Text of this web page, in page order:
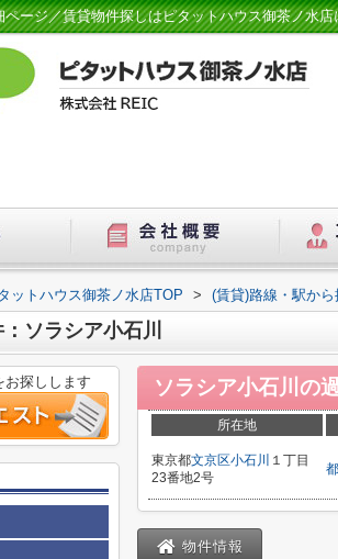
ージ／賃貸物件探しはピタットハウス御茶ノ水店
ットハウス御茶ノ水店TOP > (賃貸)路線・駅から
ソラシア小石川
ソラシア小石川 の
所在地
東京都文京区小石川 １丁目
23番地2号
物件情報
探しします